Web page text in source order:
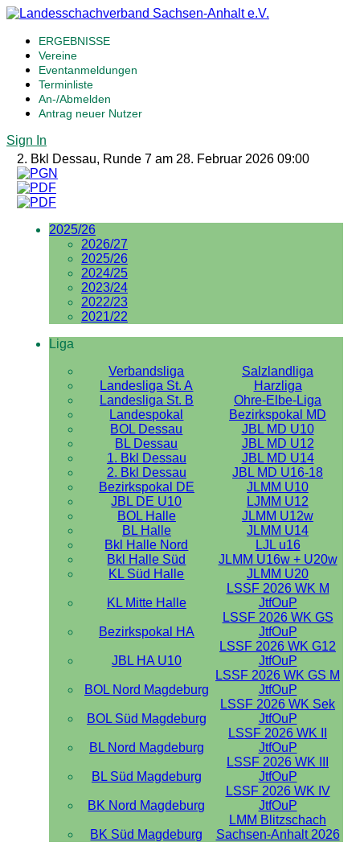
ERGEBNISSE
Vereine
Eventanmeldungen
Terminliste
An-/Abmelden
Antrag neuer Nutzer
Sign In
2. Bkl Dessau, Runde 7 am 28. Februar 2026 09:00
2025/26
2026/27
2025/26
2024/25
2023/24
2022/23
2021/22
Liga
Verbandsliga
Salzlandliga
Landesliga St. A
Harzliga
Landesliga St. B
Ohre-Elbe-Liga
Landespokal
Bezirkspokal MD
BOL Dessau
JBL MD U10
BL Dessau
JBL MD U12
1. Bkl Dessau
JBL MD U14
2. Bkl Dessau
JBL MD U16-18
Bezirkspokal DE
JLMM U10
JBL DE U10
LJMM U12
BOL Halle
JLMM U12w
BL Halle
JLMM U14
Bkl Halle Nord
LJL u16
Bkl Halle Süd
JLMM U16w + U20w
KL Süd Halle
JLMM U20
KL Mitte Halle
LSSF 2026 WK M
JtfOuP
Bezirkspokal HA
LSSF 2026 WK GS
JtfOuP
JBL HA U10
LSSF 2026 WK G12
JtfOuP
BOL Nord Magdeburg
LSSF 2026 WK GS M
JtfOuP
BOL Süd Magdeburg
LSSF 2026 WK Sek
JtfOuP
BL Nord Magdeburg
LSSF 2026 WK II
JtfOuP
BL Süd Magdeburg
LSSF 2026 WK III
JtfOuP
BK Nord Magdeburg
LSSF 2026 WK IV
JtfOuP
BK Süd Magdeburg
LMM Blitzschach
Sachsen-Anhalt 2026